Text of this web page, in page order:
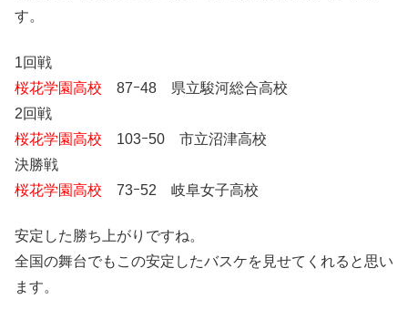
す。
1回戦
桜花学園高校 87ｰ48 県立駿河総合高校
2回戦
桜花学園高校 103ｰ50 市立沼津高校
決勝戦
桜花学園高校 73ｰ52 岐阜女子高校
安定した勝ち上がりですね。
全国の舞台でもこの安定したバスケを見せてくれると思い
ます。